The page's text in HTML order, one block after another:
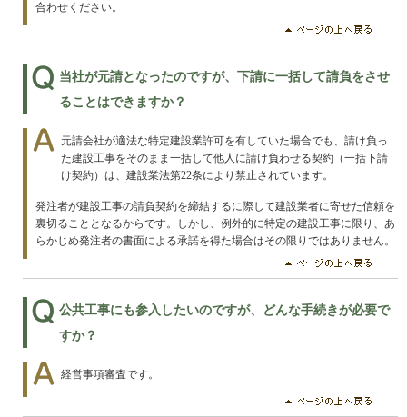
合わせください。
当社が元請となったのですが、下請に一括して請負をさせ
ることはできますか？
元請会社が適法な特定建設業許可を有していた場合でも、請け負っ
た建設工事をそのまま一括して他人に請け負わせる契約（一括下請
け契約）は、建設業法第22条により禁止されています。
発注者が建設工事の請負契約を締結するに際して建設業者に寄せた信頼を
裏切ることとなるからです。しかし、例外的に特定の建設工事に限り、あ
らかじめ発注者の書面による承諾を得た場合はその限りではありません。
公共工事にも参入したいのですが、どんな手続きが必要で
すか？
経営事項審査です。